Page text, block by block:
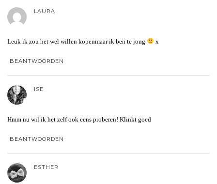
LAURA
Leuk ik zou het wel willen kopenmaar ik ben te jong x
BEANTWOORDEN
ISE
Hmm nu wil ik het zelf ook eens proberen! Klinkt goed
BEANTWOORDEN
ESTHER